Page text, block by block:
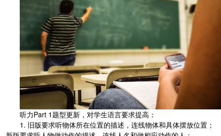
听力Part 1题型更新，对学生语言要求提高：
1. 旧版要求听物体所在位置的描述，连线物体和具体摆放位置；